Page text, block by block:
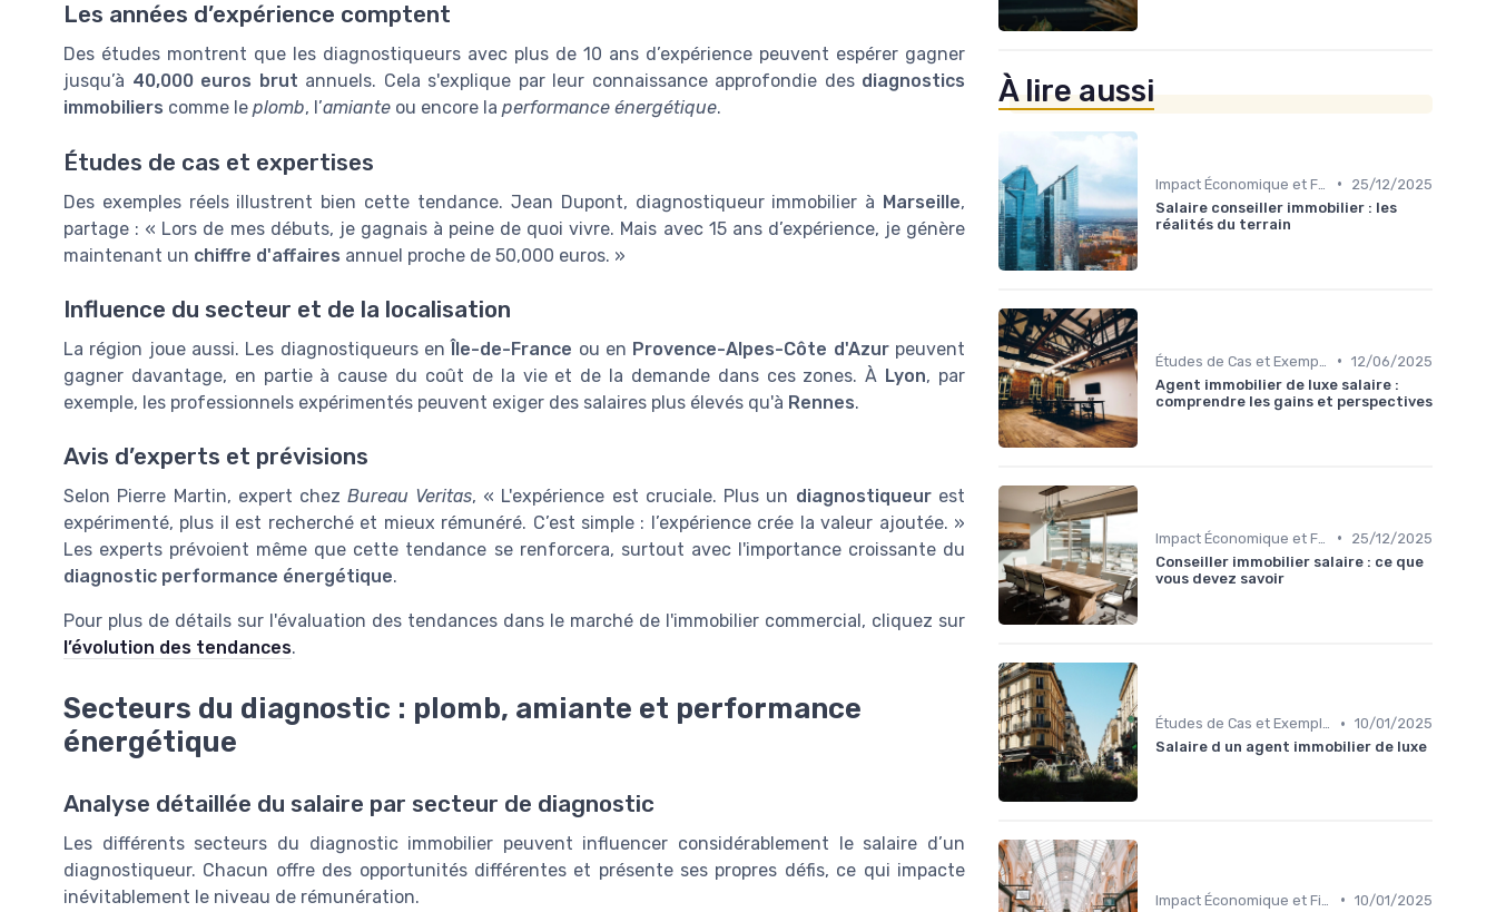
Les années d’expérience comptent
Des études montrent que les diagnostiqueurs avec plus de 10 ans d’expérience peuvent espérer gagner
jusqu’à 40,000 euros brut annuels. Cela s'explique par leur connaissance approfondie des diagnostics
immobiliers comme le plomb, l’amiante ou encore la performance énergétique.
Études de cas et expertises
Des exemples réels illustrent bien cette tendance. Jean Dupont, diagnostiqueur immobilier à Marseille,
partage : « Lors de mes débuts, je gagnais à peine de quoi vivre. Mais avec 15 ans d’expérience, je génère
maintenant un chiffre d'affaires annuel proche de 50,000 euros. »
Influence du secteur et de la localisation
La région joue aussi. Les diagnostiqueurs enÎle-de-France ou en Provence-Alpes-Côte d'Azurpeuvent
gagner davantage, en partie à cause du coût de la vie et de la demande dans ces zones. À Lyon, par
exemple, les professionnels expérimentés peuvent exiger des salaires plus élevés qu'à Rennes.
Avis d’experts et prévisions
Selon Pierre Martin, expert chezBureau Veritas, « L'expérience est cruciale. Plus un diagnostiqueurest
expérimenté, plus il est recherché et mieux rémunéré. C’est simple : l’expérience crée la valeur ajoutée. »
Les experts prévoient même que cette tendance se renforcera, surtout avec l'importance croissante du
diagnostic performance énergétique.
Pour plus de détails sur l'évaluation des tendances dans le marché de l'immobilier commercial, cliquez sur
l’évolution des tendances.
Secteurs du diagnostic : plomb, amiante et performance
énergétique
Analyse détaillée du salaire par secteur de diagnostic
Les différents secteurs du diagnostic immobilier peuvent influencer considérablement le salaire d’un
diagnostiqueur. Chacun offre des opportunités différentes et présente ses propres défis, ce qui impacte
inévitablement le niveau de rémunération.
À lire aussi
•
25/12/2025
Salaire conseiller immobilier : les
réalités du terrain
• 12/06/2025
Agent immobilier de luxe salaire :
comprendre les gains et perspectives
•
25/12/2025
Conseiller immobilier salaire : ce que
vous devez savoir
Études de Cas et Exemples de Réussite • 10/01/2025
Salaire d un agent immobilier de luxe
• 10/01/2025